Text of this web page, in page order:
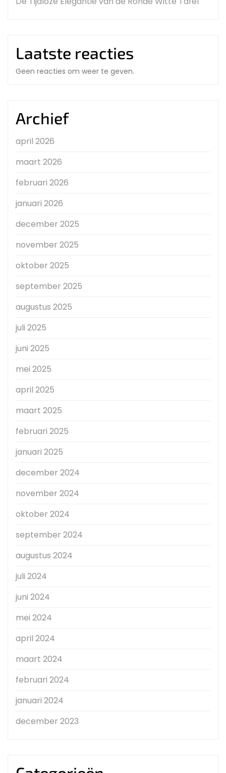
Laatste reacties
Geen reacties om weer te geven.
Archief
april 2026
maart 2026
februari 2026
januari 2026
december 2025
november 2025
oktober 2025
september 2025
augustus 2025
juli 2025
juni 2025
mei 2025
april 2025
maart 2025
februari 2025
januari 2025
december 2024
november 2024
oktober 2024
september 2024
augustus 2024
juli 2024
juni 2024
mei 2024
april 2024
maart 2024
februari 2024
januari 2024
december 2023